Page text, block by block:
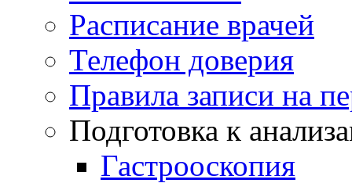
Расписание врачей
Телефон доверия
Правила записи на
Подготовка к
Гастрооскопия